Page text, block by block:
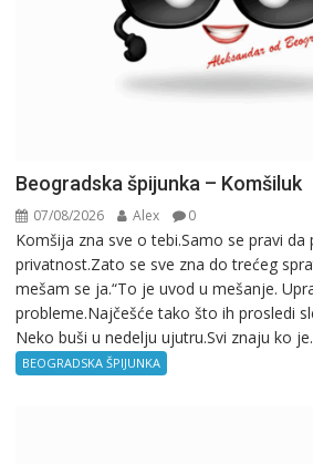
Beogradska špijunka – Komšiluk
07/08/2026 Alex 0
Komšija zna sve o tebi.Samo se pravi da
privatnost.Zato se sve zna do trećeg
mešam se ja.“To je uvod u mešanje.
probleme.Najčešće tako što ih prosledi
Neko buši u nedelju ujutru.Svi znaju ko
BEOGRADSKA ŠPIJUNKA